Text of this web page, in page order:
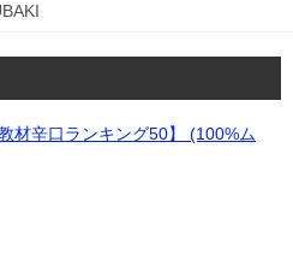
材辛口ランキング50】 (100%ム